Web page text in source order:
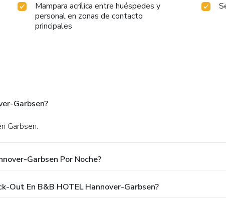
Mampara acrílica entre huéspedes y
personal en zonas de contacto
principales
Garbsen?
Garbsen.
Garbsen Por Noche?
Out En B&B HOTEL Hannover-Garbsen?